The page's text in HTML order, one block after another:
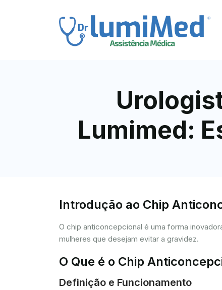
Lumimed:
Introdução ao Chip
O chip anticoncepcional é uma forma
mulheres que desejam evitar a gravidez.
O Que é o Chip
Definição e Funcionamento